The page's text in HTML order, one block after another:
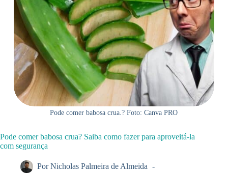
Pode comer babosa crua.? Foto: Canva PRO
Pode comer babosa crua? Saiba como fazer para aproveitá-la
com segurança
Por Nicholas Palmeira de Almeida